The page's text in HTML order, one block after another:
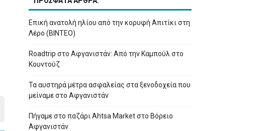
Επική ανατολή ηλίου από την κορυφή Απιτίκι στη
Λέρο (ΒΙΝΤΕΟ)
Roadtrip στο Αφγανιστάν: Από την Καμπούλ στο
Κουντούζ
Τα αυστηρά μέτρα ασφαλείας στα ξενοδοχεία που
μείναμε στο Αφγανιστάν
Πήγαμε στο παζάρι Ahtsa Market στο Βόρειο
Αφγανιστάν